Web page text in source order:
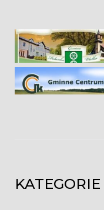
KATEGORIE